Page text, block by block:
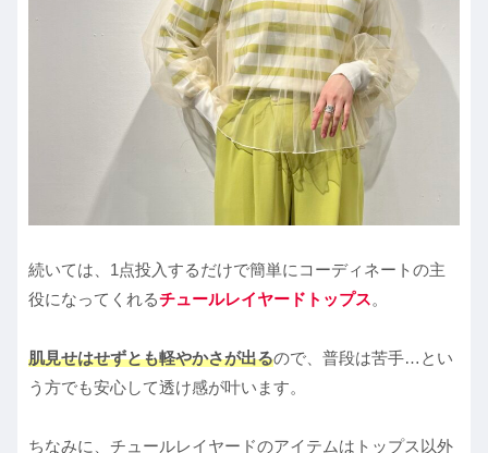
続いては、1点投入するだけで簡単にコーディネートの主
役になってくれるチュールレイヤードトップス。
肌見せはせずとも軽やかさが出るので、普段は苦手…とい
う方でも安心して透け感が叶います。
ちなみに、チュールレイヤードのアイテムはトップス以外